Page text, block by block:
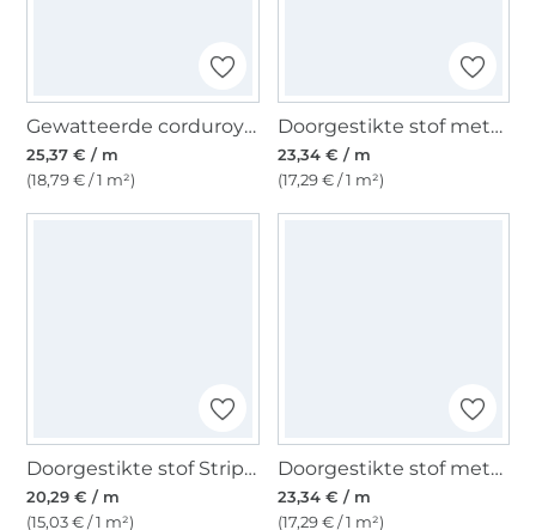
Gewatteerde corduroy stof, naturel
25,37 € / m
(18,79 € / 1 m²)
Doorgestikte stof metallic, marineblauw
23,34 € / m
(17,29 € / 1 m²)
Doorgestikte stof Stripes, zwart
20,29 € / m
(15,03 € / 1 m²)
Doorgestikte stof metallic, grijs
23,34 € / m
(17,29 € / 1 m²)